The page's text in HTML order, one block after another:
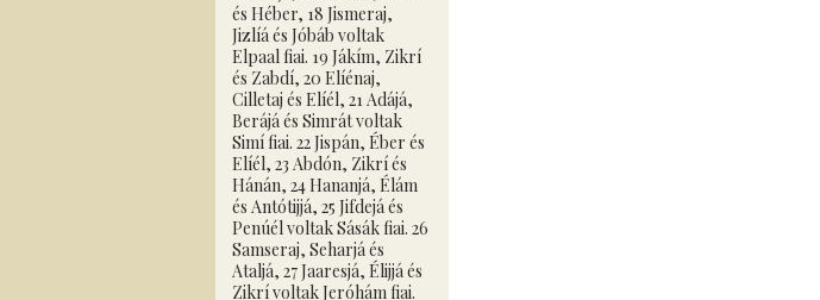
és Héber, 18 Jismeraj,
Jizlíá és Jóbáb voltak
Elpaal fiai. 19 Jákím, Zikrí
és Zabdí, 20 Elíénaj,
Cilletaj és Elíél, 21 Adájá,
Berájá és Simrát voltak
Simí fiai. 22 Jispán, Éber és
Elíél, 23 Abdón, Zikrí és
Hánán, 24 Hananjá, Élám
és Antótijjá, 25 Jifdejá és
Penúél voltak Sásák fiai. 26
Samseraj, Seharjá és
Ataljá, 27 Jaaresjá, Élijjá és
Zikrí voltak Jeróhám fiai.